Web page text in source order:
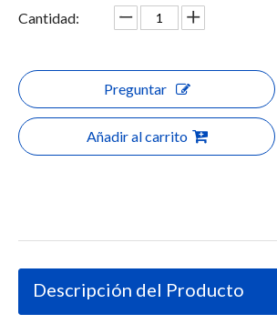
Cantidad:
Preguntar
Añadir al carrito
Descripción del Producto